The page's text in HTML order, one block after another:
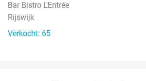
Bar Bistro L'Entrée
Rijswijk
Verkocht: 65